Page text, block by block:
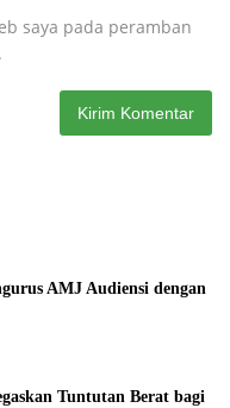
saya pada peramban
AMJ Audiensi dengan
Tuntutan Berat bagi